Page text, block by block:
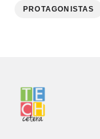
PROTAGONISTAS